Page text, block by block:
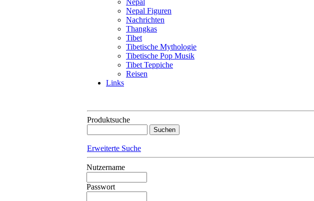
Nepal Figuren
Nachrichten
Thangkas
Tibet
Tibetische Mythologie
Tibetische Pop Musik
Tibet Teppiche
Reisen
Links
Produktsuche
Erweiterte Suche
Nutzername
Passwort